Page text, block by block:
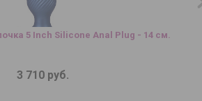
5 Inch Silicone Anal Plug - 14 см.
3 710 руб.